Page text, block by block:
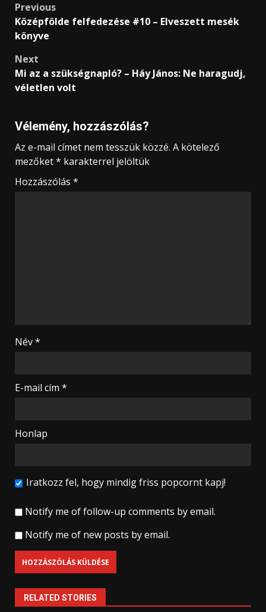
Post
navigation
Previous
Középfölde felfedezése #10 – Elveszett mesék
könyve
Next
Mi az a szükségnapló? – Háy János: Ne haragudj,
véletlen volt
Vélemény, hozzászólás?
Az e-mail címet nem tesszük közzé. A kötelező
mezőket* karakterrel jelöltük
Hozzászólás *
Név*
E-mail cím *
Honlap
Iratkozz fel, hogy mindig friss popcornt kapj!
Notify me of follow-up comments by email.
Notify me of new posts by email.
RELATED STORIES